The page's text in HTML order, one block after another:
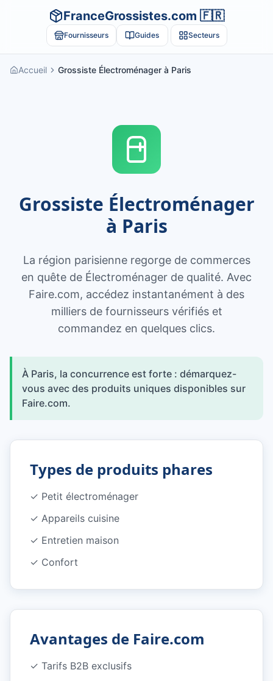
FranceGrossistes.com 🇫🇷
Fournisseurs Guides Secteurs
Accueil Grossiste Électroménager à Paris
Grossiste Électroménager
à Paris
La région parisienne regorge de commerces
en quête de Électroménager de qualité. Avec
Faire.com, accédez instantanément à des
milliers de fournisseurs vérifiés et
commandez en quelques clics.
À Paris, la concurrence est forte : démarquez-
vous avec des produits uniques disponibles sur
Faire.com.
Types de produits phares
✓ Petit électroménager
✓ Appareils cuisine
✓ Entretien maison
✓ Confort
Avantages de Faire.com
✓ Tarifs B2B exclusifs